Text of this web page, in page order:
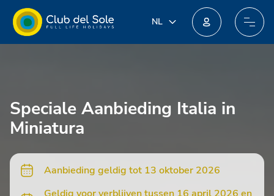
NL
PL
Speciale Aanbieding Italia in
Miniatura
Aanbieding geldig tot 13 oktober 2026